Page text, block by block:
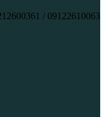
09122610063 / 09212600361 / 02165511965